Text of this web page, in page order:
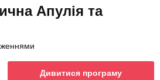
Апулія та
Дивитися програму